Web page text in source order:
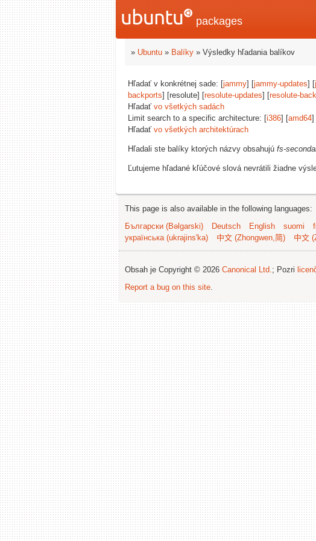
packages
» Ubuntu » Balíky » Výsledky hľadania balíkov
Hľadať v konkrétnej sade: [jammy] [jammy-updates] [
backports] [resolute] [resolute-updates] [resolute-
Hľadať vo všetkých sadách
Limit search to a specific architecture: [i386] [amd64]
Hľadať vo všetkých architektúrach
Hľadali ste balíky ktorých názvy obsahujú fs-
Ľutujeme hľadané kľúčové slová nevrátili žiadne
This page is also available in the following languages:
Български (Bəlgarski)
Deutsch English suomi
українська (ukrajins'ka)
中文 (Zhongwen,简) 中文
Obsah je Copyright © 2026 Canonical Ltd.; Pozri
Report a bug on this site.